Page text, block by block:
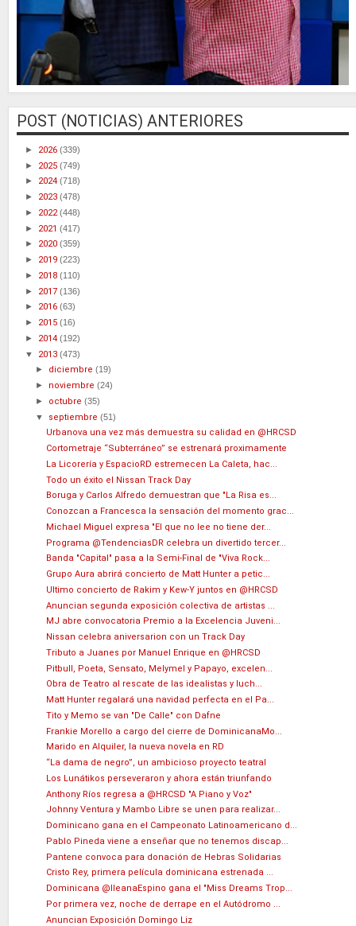
POST (NOTICIAS) ANTERIORES
► 2026 (339)
► 2025 (749)
► 2024 (718)
► 2023 (478)
► 2022(448)
► 2021 (417)
► 2020 (359)
► 2019 (223)
► 2018 (110)
► 2017 (136)
► 2016 (63)
► 2015 (16)
► 2014 (192)
▼ 2013 (473)
► diciembre(19)
► noviembre(24)
► octubre(35)
▼ septiembre(51)
Urbanova una vez más demuestra su calidad en @HRCSD
Cortometraje “Subterráneo” se estrenará proximamente
La Licorería y EspacioRD estremecen La Caleta, hac...
Todo un éxito el Nissan Track Day
Boruga y Carlos Alfredo demuestran que "La Risa es...
Conozcan a Francesca la sensación del momento grac...
Michael Miguel expresa "El que no lee no tiene der...
Programa @TendenciasDR celebra un divertido tercer...
Banda "Capital" pasa a la Semi-Final de "Viva Rock...
Grupo Aura abrirá concierto de Matt Hunter a petic...
Ultimo concierto de Rakim y Kew-Y juntos en @HRCSD
Anuncian segunda exposición colectiva de artistas ...
MJ abre convocatoria Premio a la Excelencia Juveni...
Nissan celebra aniversarion con un Track Day
Tributo a Juanes por Manuel Enrique en @HRCSD
Pitbull, Poeta, Sensato, Melymel y Papayo, excelen...
Obra de Teatro al rescate de las idealistas y luch...
Matt Hunter regalará una navidad perfecta en el Pa...
Tito y Memo se van "De Calle" con Dafne
Frankie Morello a cargo del cierre de DominicanaMo...
Marido en Alquiler, la nueva novela en RD
“La dama de negro”, un ambicioso proyecto teatral
Los Lunátikos perseveraron y ahora están triunfando
Anthony Ríos regresa a @HRCSD "A Piano y Voz"
Johnny Ventura y Mambo Libre se unen para realizar...
Dominicano gana en el Campeonato Latinoamericano d...
Pablo Pineda viene a enseñar que no tenemos discap...
Pantene convoca para donación de Hebras Solidarias
Cristo Rey, primera película dominicana estrenada ...
Dominicana @IleanaEspino gana el "Miss Dreams Trop...
Por primera vez, noche de derrape en el Autódromo ...
Anuncian Exposición Domingo Liz